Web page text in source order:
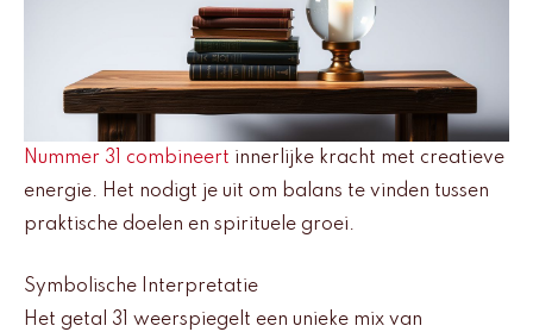
Nummer 31 combineert innerlijke kracht met creatieve
energie. Het nodigt je uit om balans te vinden tussen
praktische doelen en spirituele groei.
Symbolische Interpretatie
Het getal 31 weerspiegelt een unieke mix van